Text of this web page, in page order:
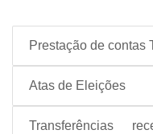
Prestação de contas
Atas de Eleições
Transferências